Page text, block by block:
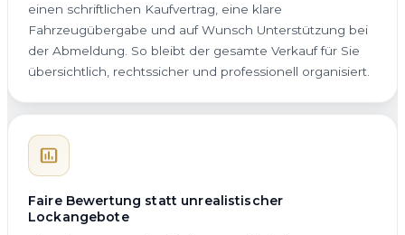
einen schriftlichen Kaufvertrag, eine klare
Fahrzeugübergabe und auf Wunsch Unterstützung bei
der Abmeldung. So bleibt der gesamte Verkauf für Sie
übersichtlich, rechtssicher und professionell organisiert.
Faire Bewertung statt unrealistischer
Lockangebote